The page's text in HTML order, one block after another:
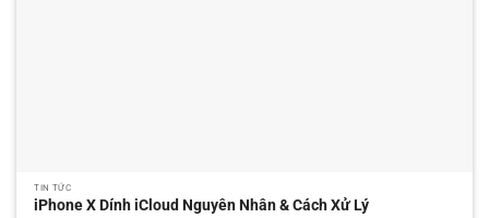
TIN TỨC
iPhone X Dính iCloud Nguyên Nhân & Cách Xử Lý